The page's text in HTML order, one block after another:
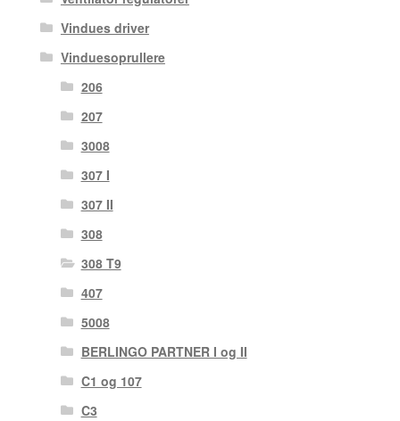
Vindues driver
Vinduesoprullere
206
207
3008
307 I
307 II
308
308 T9
407
5008
BERLINGO PARTNER I og II
C1 og 107
C3